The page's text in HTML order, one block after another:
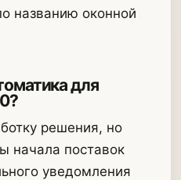
названию оконной
для
решения, но
начала поставок
уведомления